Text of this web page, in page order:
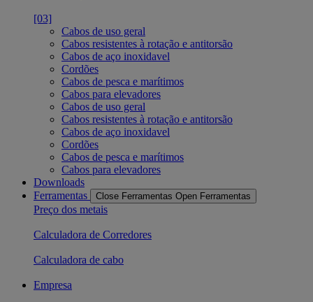
[03]
Cabos de uso geral
Cabos resistentes à rotação e antitorsão
Cabos de aço inoxidavel
Cordões
Cabos de pesca e marítimos
Cabos para elevadores
Cabos de uso geral
Cabos resistentes à rotação e antitorsão
Cabos de aço inoxidavel
Cordões
Cabos de pesca e marítimos
Cabos para elevadores
Downloads
Ferramentas
Close Ferramentas Open Ferramentas
Preço dos metais
Calculadora de Corredores
Calculadora de cabo
Empresa